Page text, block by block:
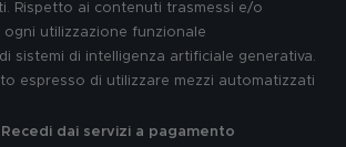
Rispetto ai contenuti trasmessi e/o
utilizzazione funzionale
sistemi di intelligenza artificiale generativa.
espresso di utilizzare mezzi automatizzati
Recedi dai servizi a pagamento